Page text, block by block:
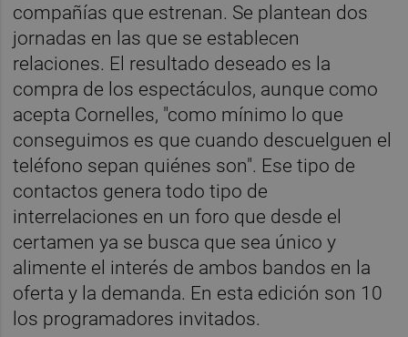
compañías que estrenan. Se plantean dos
jornadas en las que se establecen
relaciones. El resultado deseado es la
compra de los espectáculos, aunque como
acepta Cornelles, "como mínimo lo que
conseguimos es que cuando descuelguen el
teléfono sepan quiénes son". Ese tipo de
contactos genera todo tipo de
interrelaciones en un foro que desde el
certamen ya se busca que sea único y
alimente el interés de ambos bandos en la
oferta y la demanda. En esta edición son 10
los programadores invitados.